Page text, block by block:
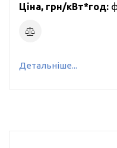
Ціна, грн/кВт*год:
Детальніше...